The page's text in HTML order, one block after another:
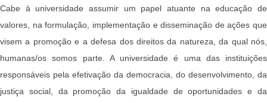
Cabe à universidade assumir um papel atuante na educação de
valores, na formulação, implementação e disseminação de ações que
visem a promoção e a defesa dos direitos da natureza, da qual nós,
humanas/os somos parte. A universidade é uma das instituições
responsáveis pela efetivação da democracia, do desenvolvimento, da
justiça social, da promoção da igualdade de oportunidades e da